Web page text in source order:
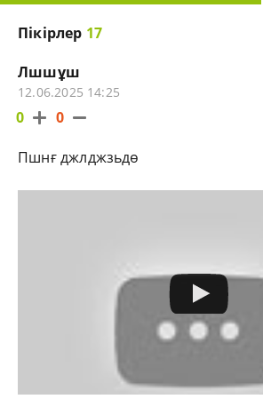
Пікірлер 17
Лшшұш
12.06.2025 14:25
0 0
Пшнғ джлджзьдө